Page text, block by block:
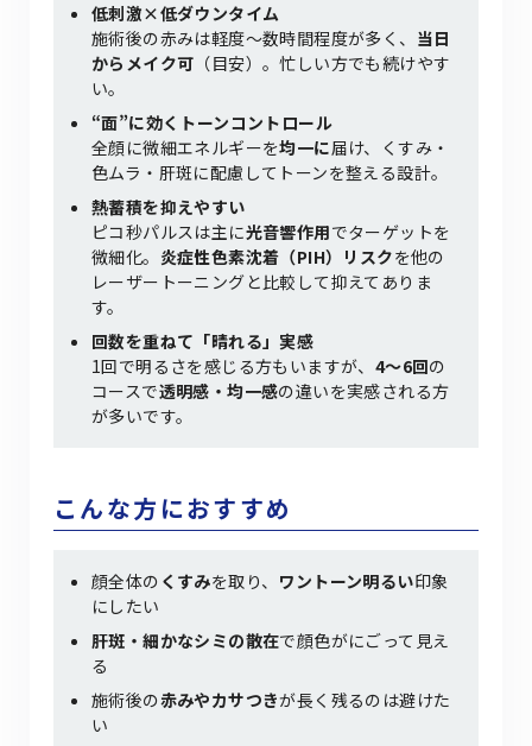
低刺激×低ダウンタイム
施術後の赤みは軽度～数時間程度が多く、 当日
からメイク可 （目安）。忙しい方でも続けやす
い。
“面”に効くトーンコントロール
全顔に微細エネルギーを均一に届け、くすみ・
色ムラ・肝斑に配慮してトーンを整える設計。
熱蓄積を抑えやすい
ピコ秒パルスは主に光音響作用でターゲットを
微細化。 炎症性色素沈着（PIH）リスクを他の
レーザートーニングと比較して抑えてありま
す。
回数を重ねて「晴れる」実感
1回で明るさを感じる方もいますが、 4〜6回の
コースで透明感・均一感の違いを実感される方
が多いです。
こんな方におすすめ
顔全体の くすみを取り、 ワントーン明るい印象
にしたい
肝斑・細かなシミの散在で顔色がにごって見え
る
施術後の赤みやカサつきが長く残るのは避けた
い